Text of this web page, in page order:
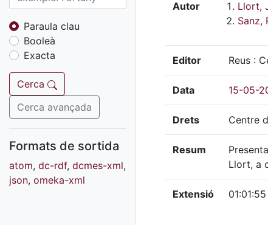
Fons audiovisual
Fons local
Fons sonor
Goigs
Fons fotogràfic
Fons d'art
Paraula clau
Booleà
Exacta
Cerca
Cerca avançada
Formats de sortida
atom, dc-rdf, dcmes-xml,
json, omeka-xml
Autor
Llort,
Sanz,
Editor Reus :
Data 15-05-
Drets Centre
Resum
Llort, a
Extensió 01:01:55